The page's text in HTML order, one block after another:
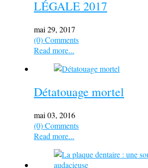
LÉGALE 2017
mai 29, 2017
(0) Comments
Read more...
Détatouage mortel
mai 03, 2016
(0) Comments
Read more...